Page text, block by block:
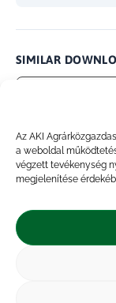
Az AKI
a weboldal
végzett tevékenység
megjelenítése
SIMILAR
No related